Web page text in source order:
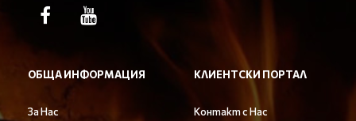
ОБЩА ИНФОРМАЦИЯ
За Нас
КЛИЕНТСКИ ПОРТАЛ
Контакт с Нас